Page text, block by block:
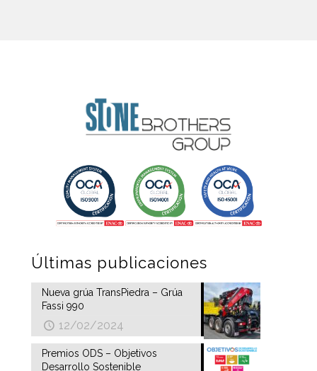
Últimas publicaciones
Nueva grúa TransPiedra – Grúa
Fassi 990
12/02/2024
Premios ODS – Objetivos
Desarrollo Sostenible